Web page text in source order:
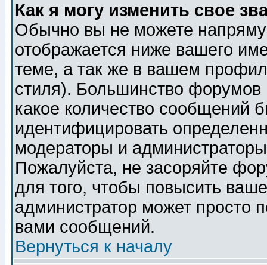
Как я могу изменить свое
Обычно вы не можете
отображается ниже вашего
теме, а так же в вашем
стиля). Большинство форумов
какое количество сообщений
идентифицировать
модераторы и
Пожалуйста, не засоряйте
для того, чтобы повысить
администратор может просто
вами сообщений.
Вернуться к началу